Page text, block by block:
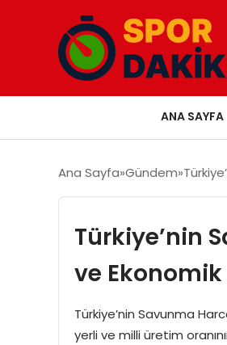
ANA SAYFA
Ana Sayfa Gündem
Türkiye’nin
ve
Türkiye’nin Savunma
yerli ve milli üretim